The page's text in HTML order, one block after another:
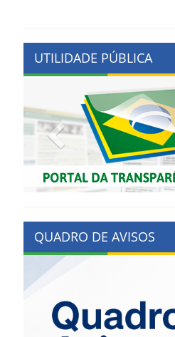
UTILIDADE PÚBLICA
Previous
QUADRO DE AVISOS